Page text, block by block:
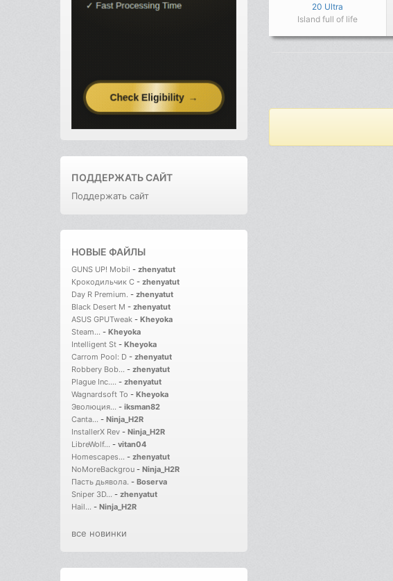
ПОДДЕРЖАТЬ САЙТ
Поддержать сайт
НОВЫЕ ФАЙЛЫ
GUNS UP! Mobil - zhenyatut
Крокодильчик С - zhenyatut
Day R Premium. - zhenyatut
Black Desert M - zhenyatut
ASUS GPUTweak - Kheyoka
Steam... - Kheyoka
Intelligent St - Kheyoka
Carrom Pool: D - zhenyatut
Robbery Bob... - zhenyatut
Plague Inc.... - zhenyatut
Wagnardsoft To - Kheyoka
Эволюция... - iksman82
Canta... - Ninja_H2R
InstallerX Rev - Ninja_H2R
LibreWolf... - vitan04
Homescapes... - zhenyatut
NoMoreBackgrou - Ninja_H2R
Пасть дьявола. - Boserva
Sniper 3D... - zhenyatut
Hail... - Ninja_H2R
все новинки
20 Ultra
Island full of life